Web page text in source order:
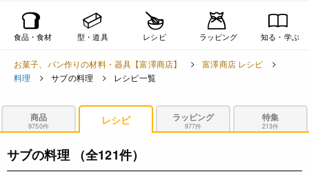
食品・食材 型・道具 レシピ ラッピング 知る・学ぶ
お菓子、パン作りの材料・器具【富澤商店】
富澤商店 レシピ
料理
サブの料理 レシピ一覧
商品
9750件 レシピ ラッピング
977件
特集
213件
サブの料理 （全121件）